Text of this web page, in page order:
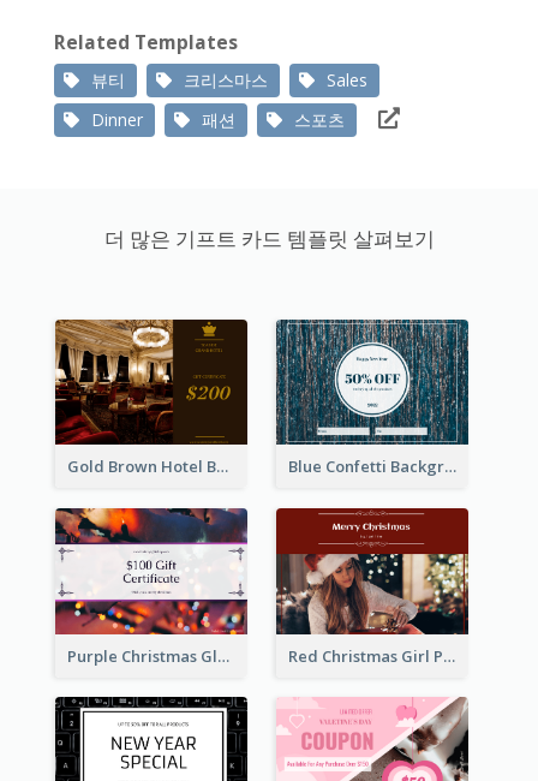
Related Templates
뷰티 크리스마스
Sales
Dinner
패션 스포츠
더 많은 기프트 카드 템플릿 살펴보기
Gold Brown Hotel Booking Gift Card Blue Confetti Background New Year Sale Gift Card
Purple Christmas Glow Light Background Gift Card Red Christmas Girl Photo Gift Card